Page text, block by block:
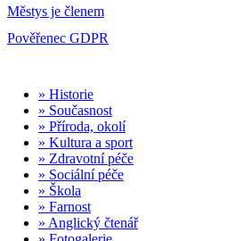
Městys je členem
Pověřenec GDPR
» Historie
» Současnost
» Příroda, okolí
» Kultura a sport
» Zdravotní péče
» Sociální péče
» Škola
» Farnost
» Anglický čtenář